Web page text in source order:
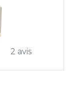
2 avis